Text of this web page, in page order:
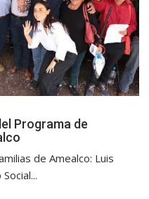
Programa de
de Amealco: Luis